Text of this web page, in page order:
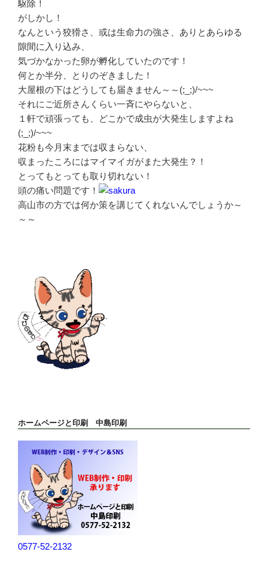
駆除！
がしかし！
なんという狡猾さ、或は生命力の強さ、ありとあらゆる
隙間に入り込み、
気づかなかった卵が孵化していたのです！
何とか半分、とりのぞきました！
大屋根の下はどうしても届きません～～(;_;)/~~~
それにご近所さんくらい一斉にやらないと、
１軒で頑張っても、どこかで成虫が大発生しますよね
(;_;)/~~~
花粉も今月末までは収まらない、
収まったころにはマイマイガがまた大発生？！
とってもとっても取り切れない！
頭の痛い問題です！
高山市の方では何か策を講じてくれないんでしょうか～
～～
ホームページと印刷 中島印刷
0577-52-2132